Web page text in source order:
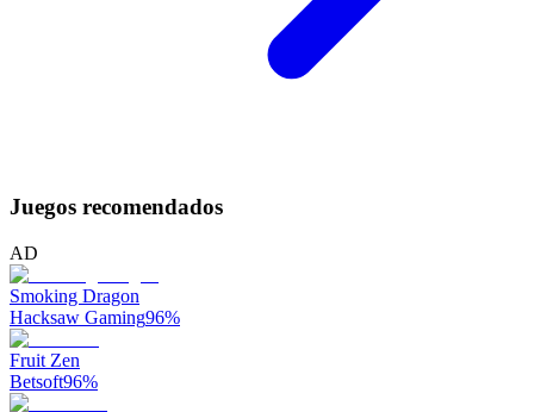
Juegos recomendados
AD
Smoking Dragon
Hacksaw Gaming96%
Fruit Zen
Betsoft96%